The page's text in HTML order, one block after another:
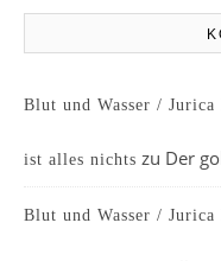
Blut und Wasser /
ist alles nichts zu Der
Blut und Wasser /